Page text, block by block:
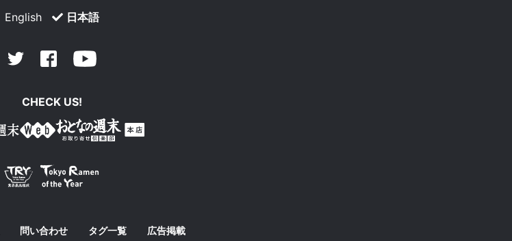
English 日本語
Twitter Facebook
CHECK US!
問い合わせ タグ一覧 広告掲載